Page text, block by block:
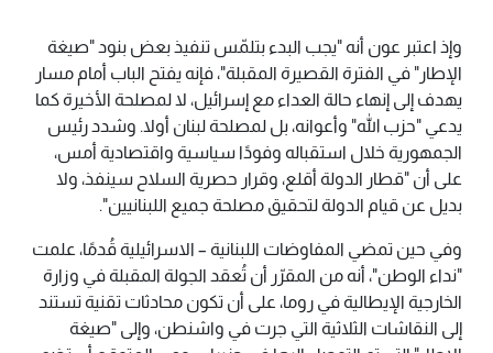
وإذ اعتبر عون أنه "يجب البدء بتلمّس تنفيذ بعض بنود "صيغة
الإطار" في الفترة القصيرة المقبلة"، فإنه يفتح الباب أمام مسار
يهدف إلى إنهاء حالة العداء مع إسرائيل، لا لمصلحة الأخيرة كما
يدعي "حزب الله" وأعوانه، بل لمصلحة لبنان أولا. وشدد رئيس
الجمهورية خلال استقباله وفودًا سياسية واقتصادية أمس،
على أن "قطار الدولة أقلع، وقرار حصرية السلاح سينفذ، ولا
بديل عن قيام الدولة لتحقيق مصلحة جميع اللبنانيين".
وفي حين تمضي المفاوضات اللبنانية – الاسرائيلية قُدمًا، علمت
"نداء الوطن"، أنه من المقرّر أن تُعقد الجولة المقبلة في وزارة
الخارجية الإيطالية في روما، على أن تكون محادثات تقنية تستند
إلى النقاشات الثلاثية التي جرت في واشنطن، وإلى "صيغة